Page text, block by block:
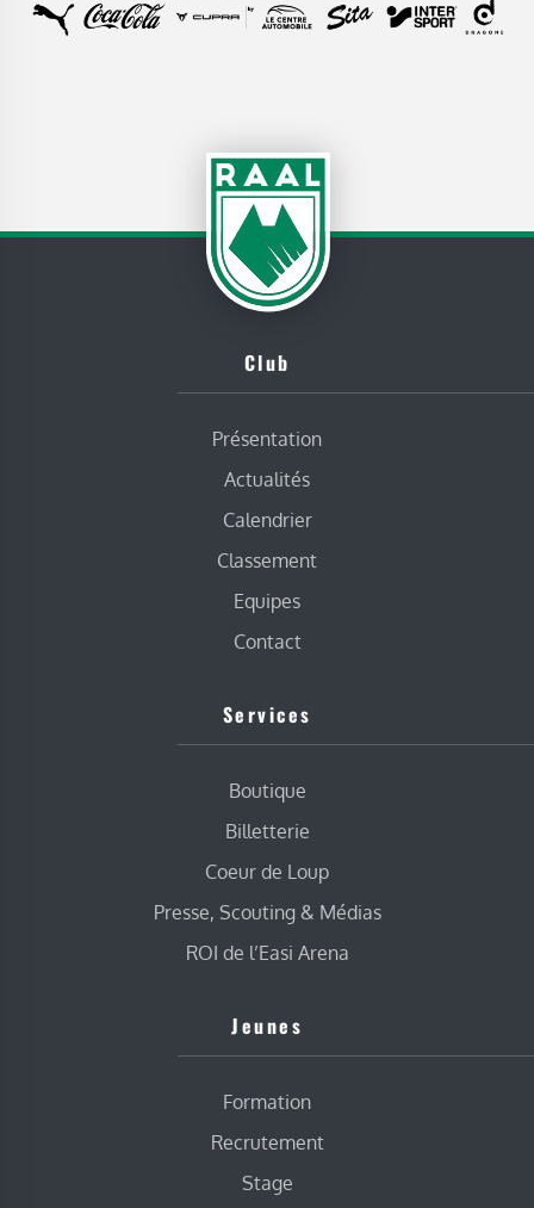
Club
Présentation
Actualités
Calendrier
Classement
Equipes
Contact
Services
Boutique
Billetterie
Coeur de Loup
Presse, Scouting & Médias
ROI de l’Easi Arena
Jeunes
Formation
Recrutement
Stage